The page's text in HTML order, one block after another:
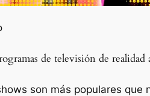
de televisión de realidad
son más populares